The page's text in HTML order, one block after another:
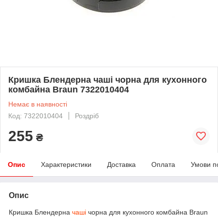
Кришка Блендерна чаші чорна для кухонного
комбайна Braun 7322010404
Немає в наявності
Код: 7322010404
Роздріб
255 ₴
Опис Характеристики Доставка Оплата Умови
Опис
Кришка Блендерна чаші чорна для кухонного комбайна Braun